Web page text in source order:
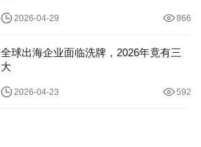
2026-04-29 866
全球出海企业面临洗牌，2026年竟有三
大
2026-04-23 592